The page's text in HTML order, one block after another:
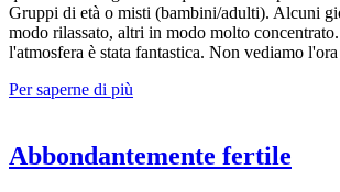
Gruppi di età o misti (bambini/adulti). Alcuni
modo rilassato, altri in modo molto
l'atmosfera è stata fantastica. Non vediamo
Per saperne di più
Abbondantemente fertile